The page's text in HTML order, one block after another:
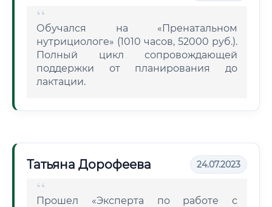
Обучался на «Пренатальном
нутрициологе» (1010 часов, 52000 руб.).
Полный цикл сопровождающей
поддержки от планирования до
лактации.
Татьяна Дорофеева 24.07.2023
Прошел «Эксперта по работе с